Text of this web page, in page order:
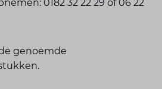
0182 32 22 29 of 06 22
genoemde